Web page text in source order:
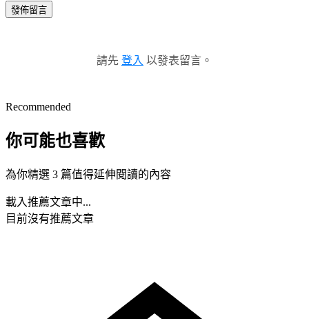
發佈留言
請先 登入 以發表留言。
Recommended
你可能也喜歡
為你精選 3 篇值得延伸閱讀的內容
載入推薦文章中...
目前沒有推薦文章